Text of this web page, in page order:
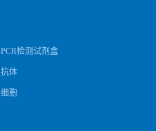
PCR检测试剂盒
抗体
细胞